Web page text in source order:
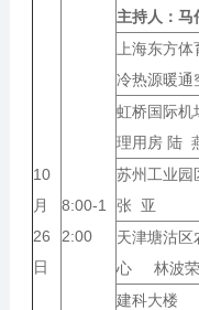
10
月
26
日
8:00-1
2:00
主持人： 马
上海东方
冷热源暖通
虹桥国际机
理用房 陆
苏州工业
张 亚
天津塘沽区
心 林波荣
建科